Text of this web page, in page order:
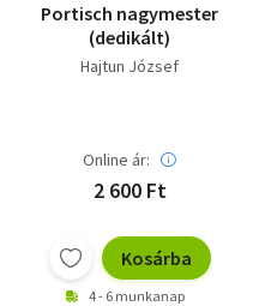
Portisch nagymester
(dedikált)
Hajtun József
Online ár:
2 600 Ft
Kosárba
4 - 6 munkanap